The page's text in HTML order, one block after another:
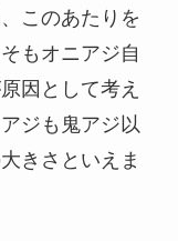
このあたりを
もオニアジ自
因として考え
ジも鬼アジ以
きさといえま